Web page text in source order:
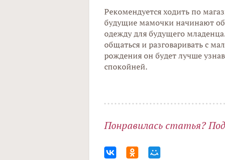
Рекомендуется ходить по
будущие мамочки начинают
одежду для будущего
общаться и разговаривать с
рождения он будет лучше
спокойней.
Понравилась статья?